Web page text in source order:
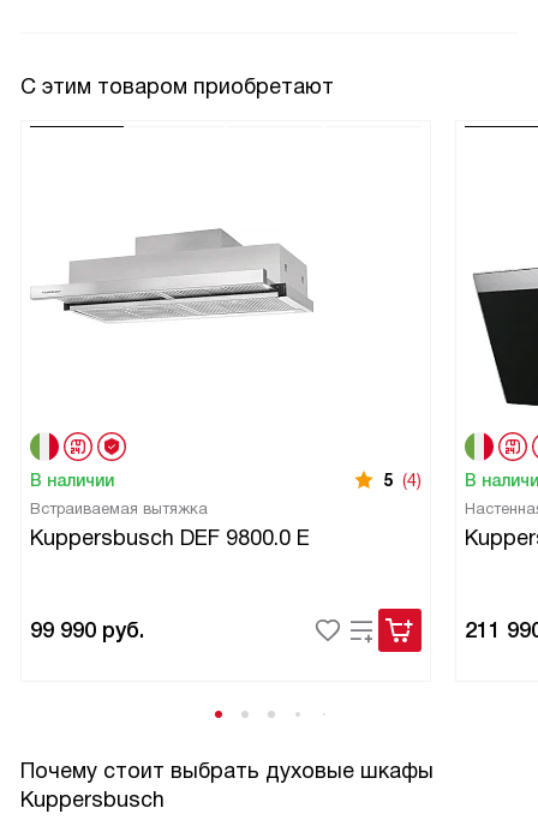
экономит деньги и выбирает себе действительно
хорошую бытовую технику. Хорошо, что есть режим
конвекции. Данный режим удобен для приготовления
С этим товаром приобретают
В наличии 5 (4)
Встраиваемая вытяжка
Kuppersbusch DEF 9800.0 E
99 990 руб.
В
211
Почему стоит выбрать духовые шкафы
Kuppersbusch